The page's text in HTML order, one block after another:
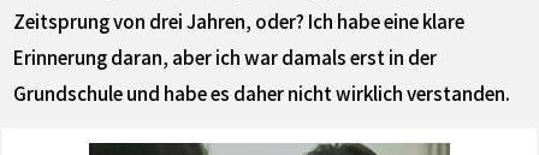
Zeitsprung von drei Jahren, oder? Ich habe eine klare
Erinnerung daran, aber ich war damals erst in der
Grundschule und habe es daher nicht wirklich verstanden.